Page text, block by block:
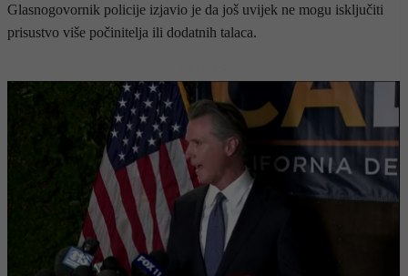
Glasnogovornik policije izjavio je da još uvijek ne mogu isključiti
prisustvo više počinitelja ili dodatnih talaca.